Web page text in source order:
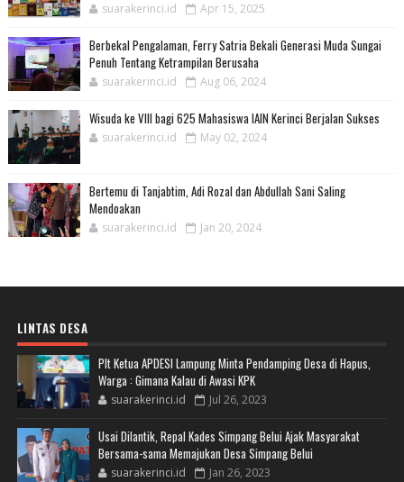
suarakerinci.id Apr 15, 2025
Berbekal Pengalaman, Ferry Satria Bekali Generasi Muda Sungai
Penuh Tentang Ketrampilan Berusaha
suarakerinci.id Aug 06, 2024
Wisuda ke VIII bagi 625 Mahasiswa IAIN Kerinci Berjalan Sukses
suarakerinci.id May 02, 2024
Bertemu di Tanjabtim, Adi Rozal dan Abdullah Sani Saling
Mendoakan
suarakerinci.id Jan 20, 2024
LINTAS DESA
Plt Ketua APDESI Lampung Minta Pendamping Desa di Hapus,
Warga : Gimana Kalau di Awasi KPK
suarakerinci.id Jul 26, 2023
Usai Dilantik, Repal Kades Simpang Belui Ajak Masyarakat
Bersama-sama Memajukan Desa Simpang Belui
suarakerinci.id Jan 26, 2023